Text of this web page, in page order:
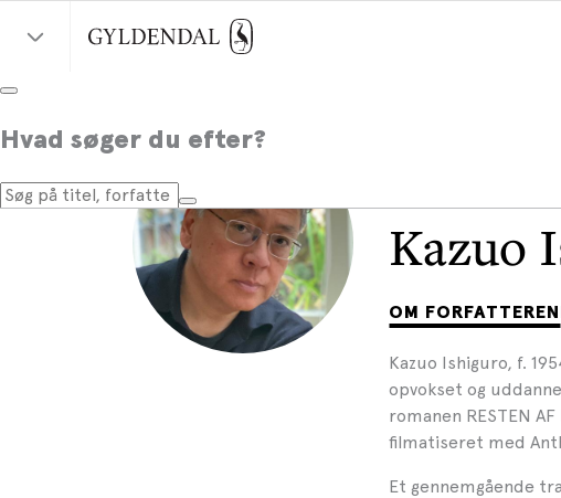
Hvad søger du efter?
Kazuo
OM FORFATTEREN
Kazuo Ishiguro, f.
opvokset og
romanen RESTEN
filmatiseret med
Et gennemgående